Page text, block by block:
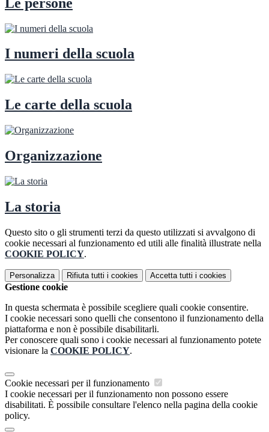
I numeri della scuola
Le carte della scuola
Organizzazione
La storia
Questo sito o gli strumenti terzi da questo utilizzati si avvalgono di
cookie necessari al funzionamento ed utili alle finalità illustrate nella
COOKIE POLICY.
Personalizza Rifiuta tutti i cookies Accetta tutti i cookies
Gestione cookie
In questa schermata è possibile scegliere quali cookie consentire.
I cookie necessari sono quelli che consentono il funzionamento della
piattaforma e non è possibile disabilitarli.
Per conoscere quali sono i cookie necessari al funzionamento potete
visionare la COOKIE POLICY.
Cookie necessari per il funzionamento
I cookie necessari per il funzionamento non possono essere
disabilitati. È possibile consultare l'elenco nella pagina della cookie
policy.